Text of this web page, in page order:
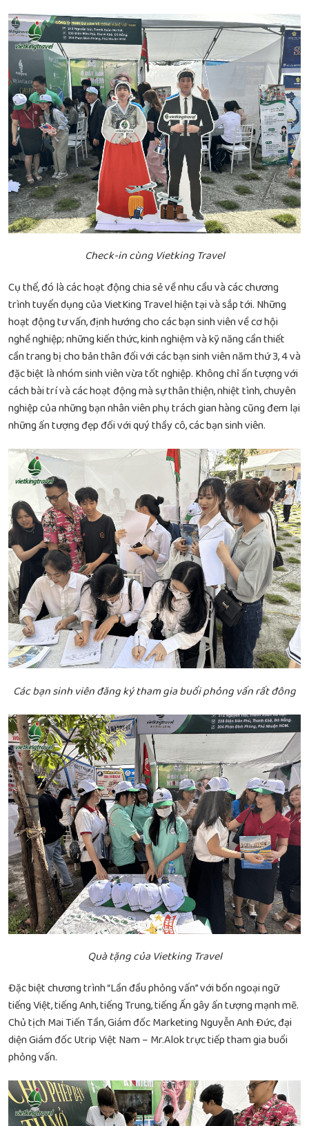
Check-in cùng Vietking Travel
Cụ thể, đó là các hoạt động chia sẻ về nhu cầu và các chương
trình tuyển dụng của VietKing Travel hiện tại và sắp tới. Những
hoạt động tư vấn, định hướng cho các bạn sinh viên về cơ hội
nghề nghiệp; những kiến thức, kinh nghiệm và kỹ năng cần thiết
cần trang bị cho bản thân đối với các bạn sinh viên năm thứ 3, 4 và
đặc biệt là nhóm sinh viên vừa tốt nghiệp. Không chỉ ấn tượng với
cách bài trí và các hoạt động mà sự thân thiện, nhiệt tình, chuyên
nghiệp của những bạn nhân viên phụ trách gian hàng cũng đem lại
những ấn tượng đẹp đối với quý thầy cô, các bạn sinh viên.
Các bạn sinh viên đăng ký tham gia buổi phỏng vấn rất đông
Quà tặng của Vietking Travel
Đặc biệt chương trình “Lần đầu phỏng vấn” với bốn ngoại ngữ
tiếng Việt, tiếng Anh, tiếng Trung, tiếng Ấn gây ấn tượng mạnh mẽ.
Chủ tịch Mai Tiến Tần, Giám đốc Marketing Nguyễn Anh Đức, đại
diện Giám đốc Utrip Việt Nam – Mr.Alok trực tiếp tham gia buổi
phỏng vấn.